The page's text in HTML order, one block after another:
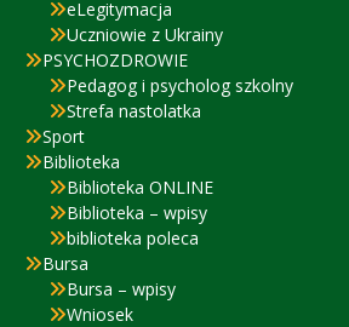
eLegitymacja
Uczniowie z Ukrainy
PSYCHOZDROWIE
Pedagog i psycholog szkolny
Strefa nastolatka
Sport
Biblioteka
Biblioteka ONLINE
Biblioteka – wpisy
biblioteka poleca
Bursa
Bursa – wpisy
Wniosek